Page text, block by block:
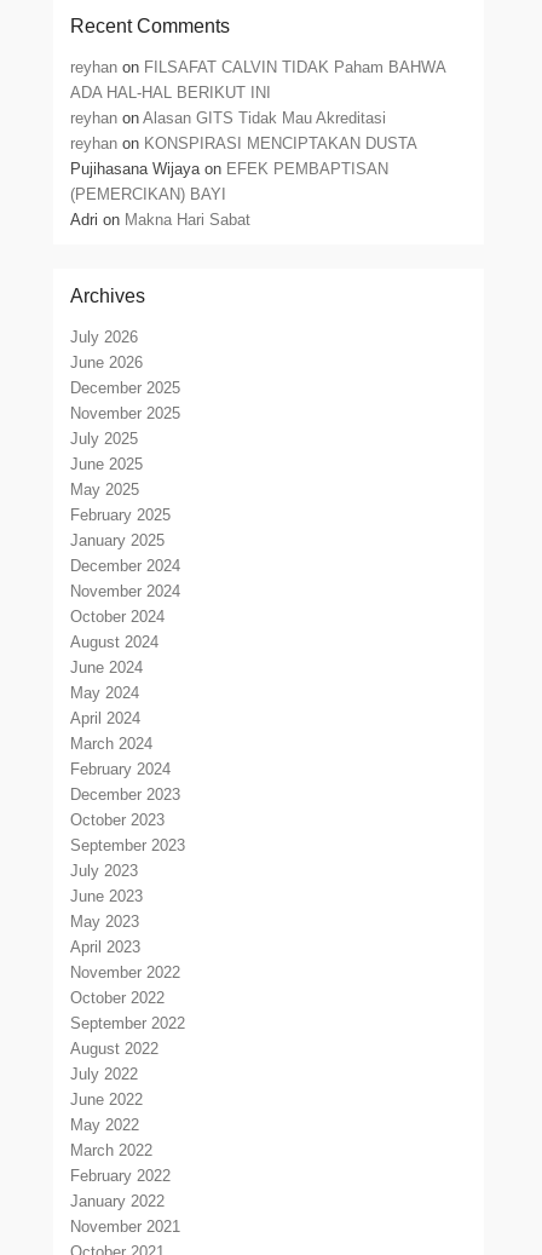
Recent Comments
reyhan on FILSAFAT CALVIN TIDAK Paham BAHWA
ADA HAL-HAL BERIKUT INI
reyhan onAlasan GITS Tidak Mau Akreditasi
reyhan on KONSPIRASI MENCIPTAKAN DUSTA
Pujihasana Wijayaon EFEK PEMBAPTISAN
(PEMERCIKAN) BAYI
Adri on Makna Hari Sabat
Archives
July 2026
June 2026
December 2025
November 2025
July 2025
June 2025
May 2025
February 2025
January 2025
December 2024
November 2024
October 2024
August 2024
June 2024
May 2024
April 2024
March 2024
February 2024
December 2023
October 2023
September 2023
July 2023
June 2023
May 2023
April 2023
November 2022
October 2022
September 2022
August 2022
July 2022
June 2022
May 2022
March 2022
February 2022
January 2022
November 2021